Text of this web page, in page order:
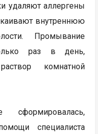
удаляют аллергены
внутреннюю
Промывание
раз в день,
комнатной
специалиста